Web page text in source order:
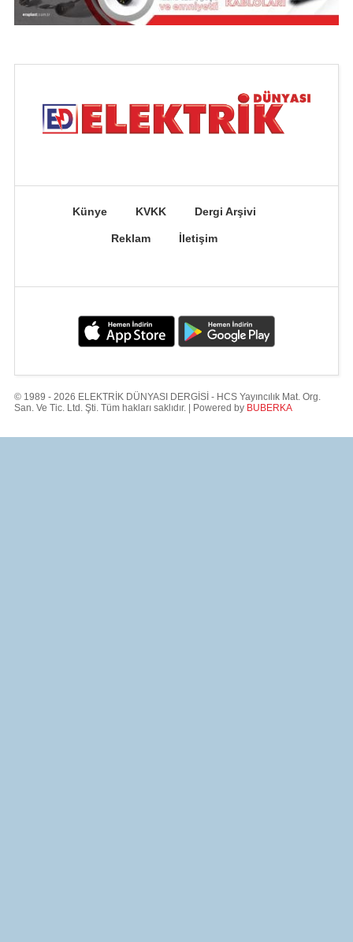
Künye KVKK Dergi Arşivi
Reklam İletişim
© 1989 - 2026 ELEKTRİK DÜNYASI DERGİSİ - HCS Yayıncılık Mat. Org.
San. Ve Tic. Ltd. Şti. Tüm hakları saklıdır. | Powered by BUBERKA